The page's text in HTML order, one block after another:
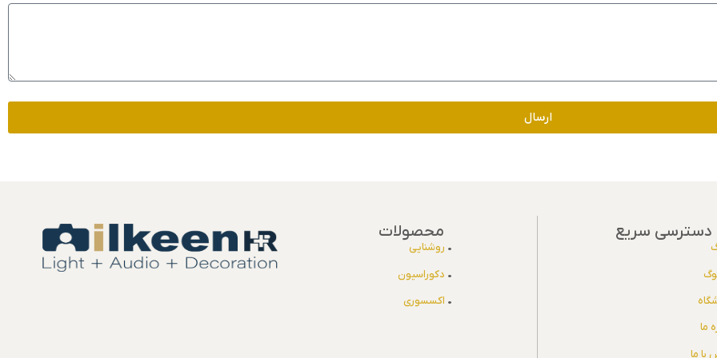
ارسال
دسترسی سریع
ما
با ما
محصولات
• روشنایی
• دکوراسیون
• اکسسوری